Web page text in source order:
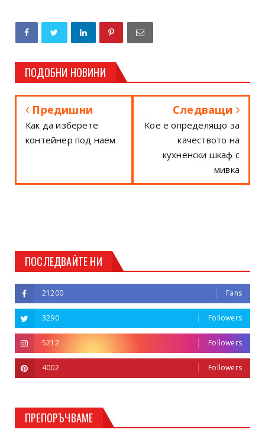
ПОДОБНИ НОВИНИ
Предишни
Как да изберете
контейнер под наем
Следващи
Кое е определящо за
качеството на
кухненски шкаф с
мивка
ПОСЛЕДВАЙТЕ НИ
21200 Fans
3290 Followers
5212 Followers
4002 Followers
ПРЕПОРЪЧВАМЕ